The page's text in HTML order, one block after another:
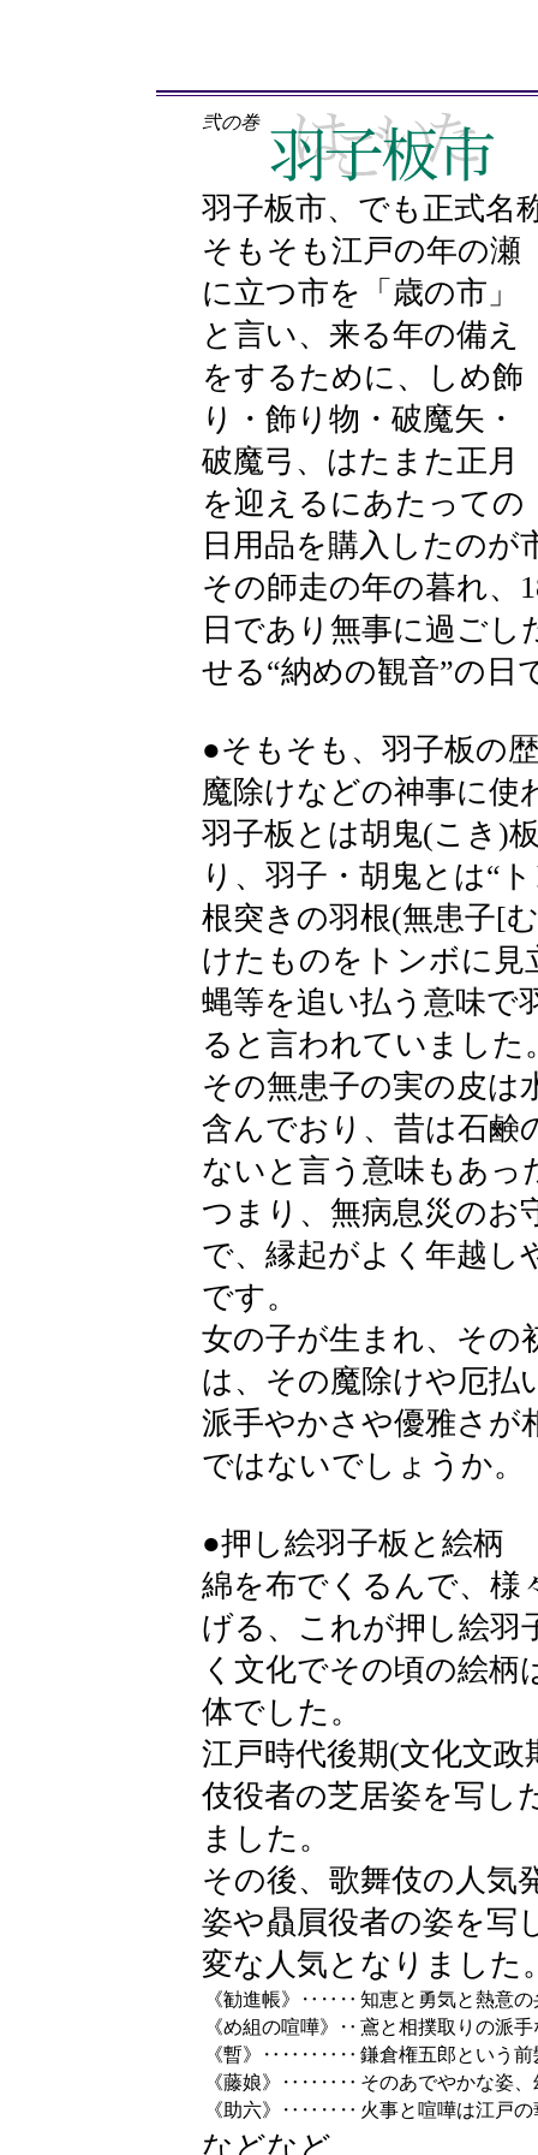
弐の巻
羽子板市、でも正式名
そもそも江戸の年の瀬
に立つ市を「歳の市」
と言い、来る年の備え
をするために、しめ飾
り・飾り物・破魔矢・
破魔弓、はたまた正月
を迎えるにあたっての
日用品を購入したのが
その師走の年の暮れ、
日であり無事に過ご
せる“納めの観音”の日
●そもそも、羽子板の
魔除けなどの神事に使
羽子板とは胡鬼(こき)
り、羽子・胡鬼とは“
根突きの羽根(無患子[
けたものをトンボに見
蝿等を追い払う意味で
ると言われていました
その無患子の実の皮は
含んでおり、昔は石鹸
ないと言う意味もあっ
つまり、無病息災のお
で、縁起がよく年越し
です。
女の子が生まれ、その
は、その魔除けや厄払
派手やかさや優雅さが
ではないでしょうか。
●押し絵羽子板と絵柄
綿を布でくるんで、様
げる、これが押し絵羽
く文化でその頃の絵柄
体でした。
江戸時代後期(文化文政
伎役者の芝居姿を写し
ました。
その後、歌舞伎の人気
姿や贔屓役者の姿を写
変な人気となりました
《勧進帳》‥‥‥ 知恵と勇気と熱意
《め組の喧嘩》‥ 鳶と相撲取りの派
《暫》‥‥‥‥‥ 鎌倉権五郎という
《藤娘》‥‥‥‥ そのあでやかな姿
《助六》‥‥‥‥ 火事と喧嘩は江戸
などなど